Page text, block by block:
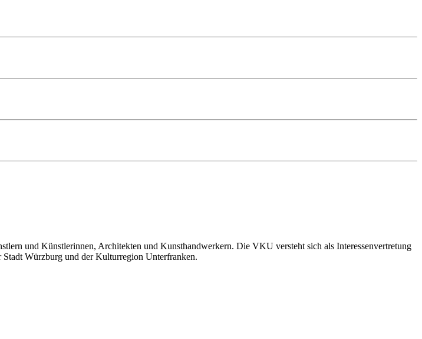
und Künstlerinnen, Architekten und Kunsthandwerkern. Die VKU versteht sich als Interessenvertretung
Würzburg und der Kulturregion Unterfranken.